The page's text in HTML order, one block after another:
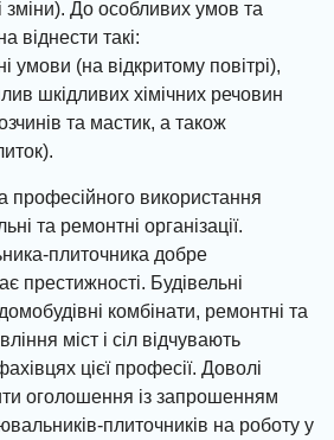
зміни). До особливих умов та
віднести такі:
умови (на відкритому повітрі),
шкідливих хімічних речовин
та мастик, а також
використання
та ремонтні організації.
плиточника добре
престижності. Будівельні
комбінати, ремонтні та
міст і сіл відчувають
цієї професії. Доволі
оголошення із запрошенням
плиточників на роботу у